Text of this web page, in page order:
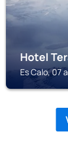
Hotel
Es Calo, 07